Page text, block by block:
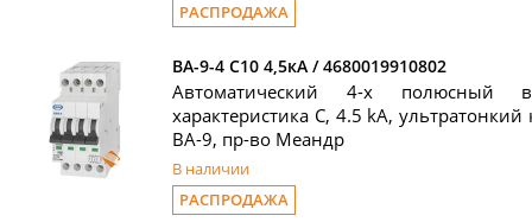
РАСПРОДАЖА
ВА-9-4 C10 4,5кА / 4680019910802
Автоматический 4-х полюсный
характеристика C, 4.5 kA,
ВА-9, пр-во Меандр
В наличии
РАСПРОДАЖА